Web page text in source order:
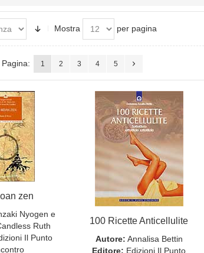
Mostra per pagina
Pagina: 1 2 3 4 5
zen
Nyogen e
Ruth
Il Punto
100 Ricette Anticellulite
Autore: Annalisa Bettin
Editore: Edizioni Il Punto